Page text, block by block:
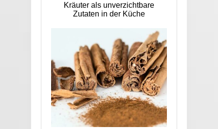
Kräuter als unverzichtbare
Zutaten in der Küche